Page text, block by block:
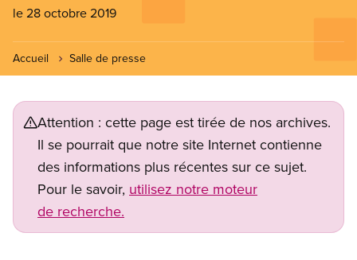
le 28 octobre 2019
Accueil Salle de presse
Attention : cette page est tirée de nos archives.
Il se pourrait que notre site Internet contienne
des informations plus récentes sur ce sujet.
Pour le savoir, utilisez notre moteur
de recherche.